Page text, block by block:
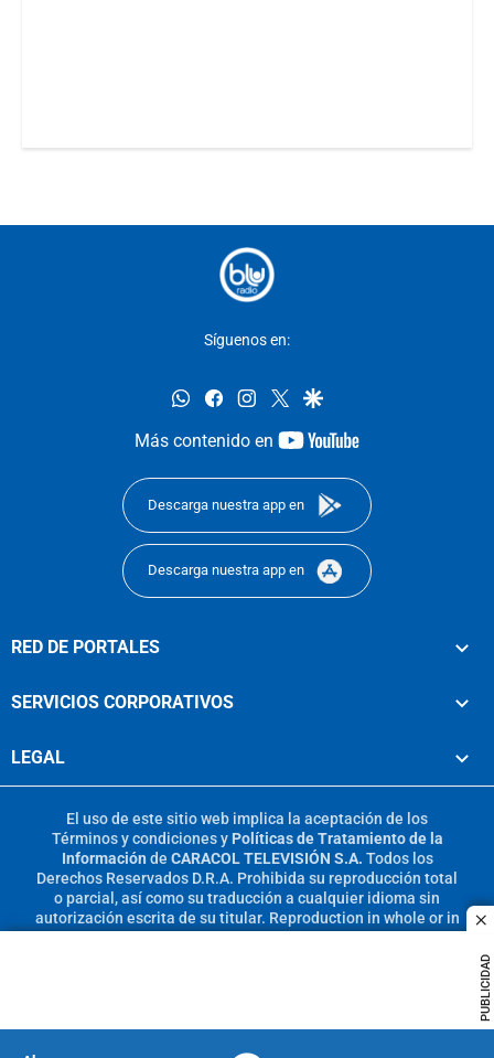
PUBLICIDAD
Síguenos en:
whatsappfacebookinstagram
twittergoogle
Más contenido en
youtube-
Descarga nuestra app en
Descarga nuestra app en
RED DE PORTALES
SERVICIOS CORPORATIVOS
LEGAL
El uso de este sitio web implica la aceptación de los
Términos y condicionesy Políticas de Tratamiento de la
Información de CARACOL TELEVISIÓN S.A. Todos los
Derechos Reservados D.R.A. Prohibida su reproducción total
o parcial, así como su traducción a cualquier idioma sin
autorización escrita de su titular. Reproduction in whole or in